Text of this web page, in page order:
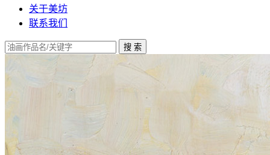
关于美坊
联系我们